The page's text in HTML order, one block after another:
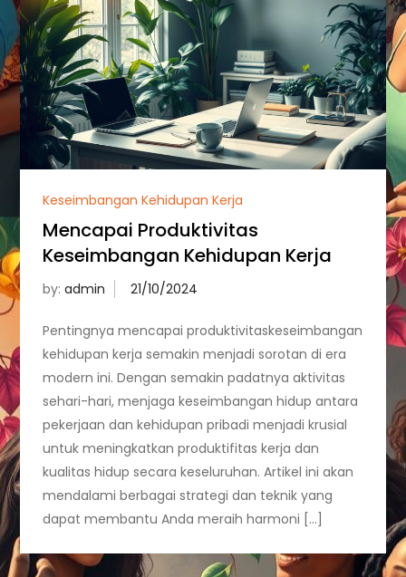
Keseimbangan Kehidupan Kerja
Mencapai Produktivitas
Keseimbangan Kehidupan Kerja
by:admin
Pentingnya mencapai produktivitaskeseimbangan
kehidupan kerja semakin menjadi sorotan di era
modern ini. Dengan semakin padatnya aktivitas
sehari-hari, menjaga keseimbangan hidup antara
pekerjaan dan kehidupan pribadi menjadi krusial
untuk meningkatkan produktifitas kerja dan
kualitas hidup secara keseluruhan. Artikel ini akan
mendalami berbagai strategi dan teknik yang
dapat membantu Anda meraih harmoni […]